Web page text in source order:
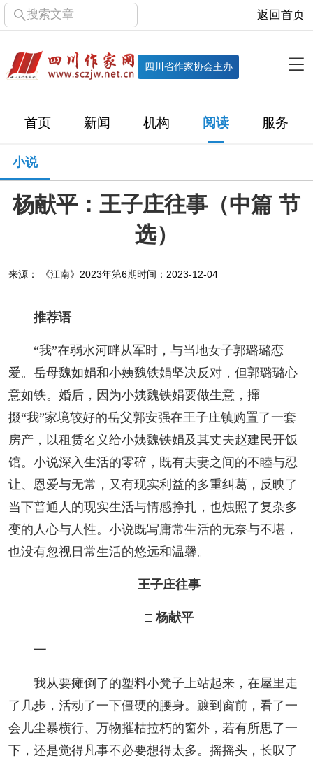
搜索文章 返回首页
四川省作家协会主办
首页 新闻 机构 阅读 服务
机构
直属单位 团体会员 主管社团 专门委员会
历届主席团
新闻
文学动态
十百千 网络文学 万千百十
小说 散文 诗歌 文学评论
校园文学 其他阅读 文学访谈 作家新作
新书快讯
服务
入会须知 会员管理 文学奖项 报刊联盟
四川文学 星星诗刊 当代文坛 四川作家报
征稿启事
人事考试
小说
杨献平：王子庄往事（中篇 节
选）
来源： 《江南》2023年第6期时间：2023-12-04
推荐语
“我”在弱水河畔从军时，与当地女子郭璐璐恋
爱。岳母魏如娟和小姨魏铁娟坚决反对，但郭璐璐心
意如铁。婚后，因为小姨魏铁娟要做生意，撺
掇“我”家境较好的岳父郭安强在王子庄镇购置了一套
房产，以租赁名义给小姨魏铁娟及其丈夫赵建民开饭
馆。小说深入生活的零碎，既有夫妻之间的不睦与忍
让、恩爱与无常，又有现实利益的多重纠葛，反映了
当下普通人的现实生活与情感挣扎，也烛照了复杂多
变的人心与人性。小说既写庸常生活的无奈与不堪，
也没有忽视日常生活的悠远和温馨。
王子庄往事
□ 杨献平
一
我从要瘫倒了的塑料小凳子上站起来，在屋里走
了几步，活动了一下僵硬的腰身。踱到窗前，看了一
会儿尘暴横行、万物摧枯拉朽的窗外，若有所思了一
下，还是觉得凡事不必要想得太多。摇摇头，长叹了